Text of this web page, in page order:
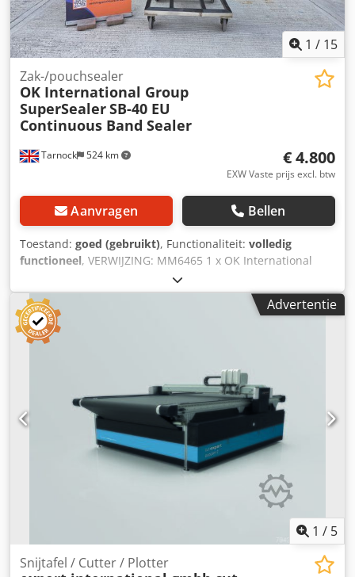
1 / 15
Tarnock 524 km
Zak-/pouchsealer
OK International Group
SuperSealerSB-40 EU
Continuous Band Sealer
€ 4.800
EXW Vaste prijs excl. btw
Aanvragen Bellen
Toestand: goed (gebruikt), Functionaliteit: volledig
functioneel, VERWIJZING: MM6465 1 x OK International
Group SuperSealer, een bandsealmachine voor continue
werking, gemonteerd op een mobiel, in hoogte verstelbaar
onderstel. Chjdpfx Aoznux Uol Sea Fabrikant: OK
International Group. Model: SB-40 EU. Serienummer: 218-
2527-22. Snelheid: variabel, tot 21,3 m/min. Materiaal van
micron. Richting: van rechts naar links. LET OP: Er zijn 2
machines beschikbaar voor verkoop (4.800 euro per stuk).
Advertentie
1 / 5
Snijtafel / Cutter / Plotter